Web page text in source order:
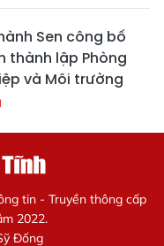
Sen công bố
thành lập Phòng
và Môi trường
tin - Truyền thông cấp
2022.
Đống